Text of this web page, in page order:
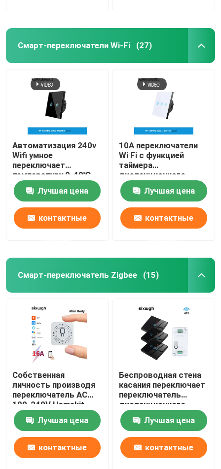
Смарт-переключатели Wi-Fi (27)
Автоматизация 240v
Wifi умное
переключает
температуру 0-40℃
деятельности 10A
Лучшая цена
контактные
10A переключатели
Wi Fi с функцией
таймера
дистанционного
управления
Лучшая цена
контактные
Смарт-переключатель Zigbee (15)
Собственная
личность производя
переключатель AC
100-240V Homekit
переключателя
Zigbee умный
беспроводной
Лучшая цена
контактные
Беспроводная стена
касания переключает
переключатель
дистанционного
управления панели
наборов RF433 1gang
роскошный
стеклянный
Лучшая цена
контактные